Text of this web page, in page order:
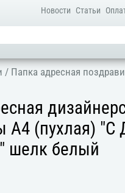
Новости Статьи
/ Папка адресная
А4 (пухлая) "С
шелк белый